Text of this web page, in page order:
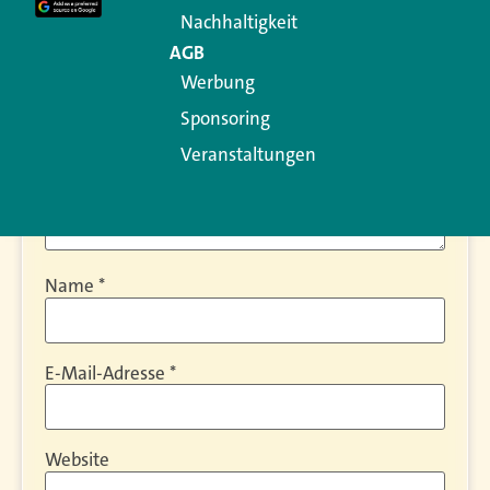
Kommentar
Name *
E-Mail-Adresse *
Website
Nachhaltigkeit
AGB
Werbung
Sponsoring
Veranstaltungen